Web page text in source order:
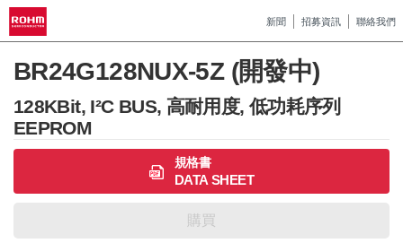
新聞 招募資訊 聯絡我們
BR24G128NUX-5Z (開發中)
128KBit, I²C BUS, 高耐用度, 低功耗序列
EEPROM
規格書
DATA SHEET
購買